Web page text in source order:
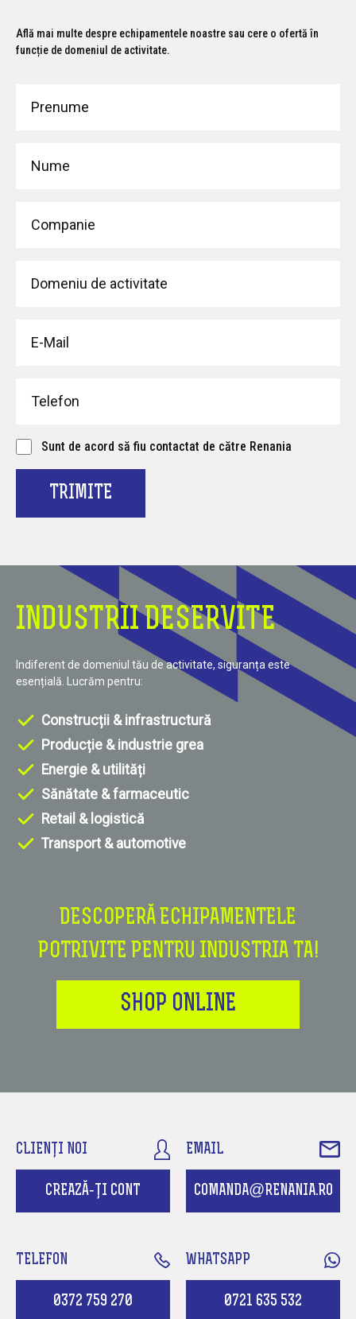
Află mai multe despre echipamentele noastre sau cere o ofertă în
funcție de domeniul de activitate.
Sunt de acord să fiu contactat de către Renania
TRIMITE
INDUSTRII DESERVITE
Indiferent de domeniul tău de activitate, siguranța este
esențială. Lucrăm pentru:
Construcții & infrastructură
Producție & industrie grea
Energie & utilități
Sănătate & farmaceutic
Retail & logistică
Transport & automotive
DESCOPERĂ ECHIPAMENTELE
POTRIVITE PENTRU INDUSTRIA TA!
SHOP ONLINE
CLIENȚI NOI
CREAZĂ-ȚI CONT
EMAIL
COMANDA@RENANIA.RO
TELEFON
0372 759 270
WHATSAPP
0721 635 532